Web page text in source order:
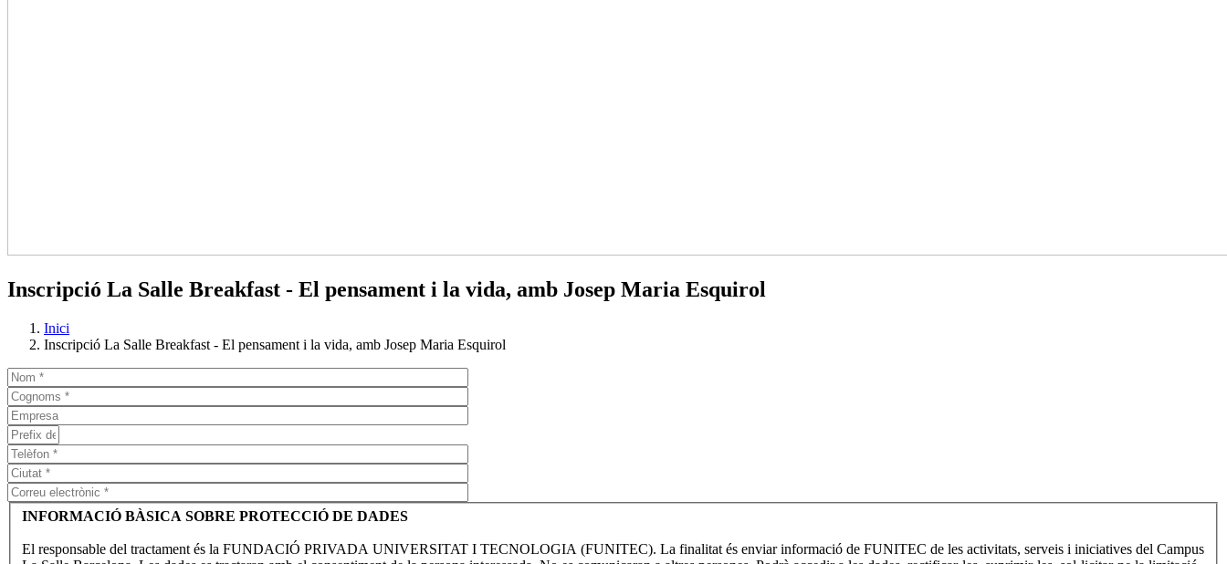
Inscripció La Salle Breakfast - El pensament i la vida, amb Josep Maria Esquirol
Inici
Inscripció La Salle Breakfast - El pensament i la vida, amb Josep Maria Esquirol
INFORMACIÓ BÀSICA SOBRE PROTECCIÓ DE DADES
El responsable del tractament és la FUNDACIÓ PRIVADA UNIVERSITAT I TECNOLOGIA (FUNITEC). La finalitat és enviar informació de FUNITEC de les activitats, serveis i iniciatives del Campus